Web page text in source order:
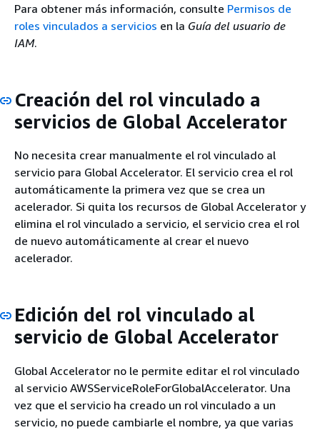
Para obtener más información, consulte Permisos de
roles vinculados a servicios en la Guía del usuario de
IAM.
Creación del rol vinculado a
servicios de Global Accelerator
No necesita crear manualmente el rol vinculado al
servicio para Global Accelerator. El servicio crea el rol
automáticamente la primera vez que se crea un
acelerador. Si quita los recursos de Global Accelerator y
elimina el rol vinculado a servicio, el servicio crea el rol
de nuevo automáticamente al crear el nuevo
acelerador.
Edición del rol vinculado al
servicio de Global Accelerator
Global Accelerator no le permite editar el rol vinculado
al servicio AWSServiceRoleForGlobalAccelerator. Una
vez que el servicio ha creado un rol vinculado a un
servicio, no puede cambiarle el nombre, ya que varias